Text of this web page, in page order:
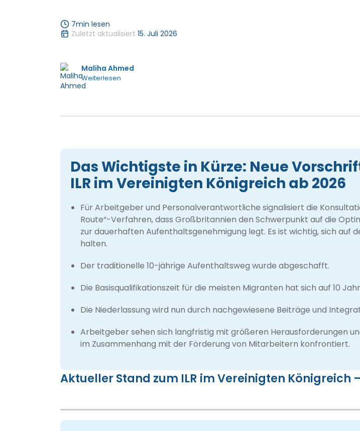
7min lesen
Zuletzt aktualisiert 15. Juli 2026
Maliha Ahmed
Weiterlesen
Das Wichtigste in Kürze: Neue
ILR im Vereinigten Königreich ab 2026
Für Arbeitgeber und Personalverantwortliche signalisiert die
Route“-Verfahren, dass Großbritannien den Schwerpunkt auf die
zur dauerhaften Aufenthaltsgenehmigung legt. Es ist wichtig, sich auf
halten.
Der traditionelle 10-jährige Aufenthaltsweg wurde abgeschafft.
Die Basisqualifikationszeit für die meisten Migranten hat sich auf 10
Die Niederlassung wird nun durch nachgewiesene Beiträge und
Arbeitgeber sehen sich langfristig mit größeren Herausforderungen
im Zusammenhang mit der Förderung von Mitarbeitern konfrontiert.
Aktueller Stand zum ILR im Vereinigten Königreich